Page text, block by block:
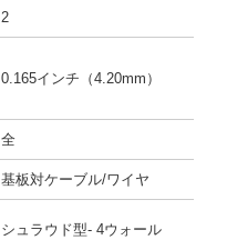
2
0.165インチ（4.20mm）
全
基板対ケーブル/ワイヤ
シュラウド型- 4ウォール